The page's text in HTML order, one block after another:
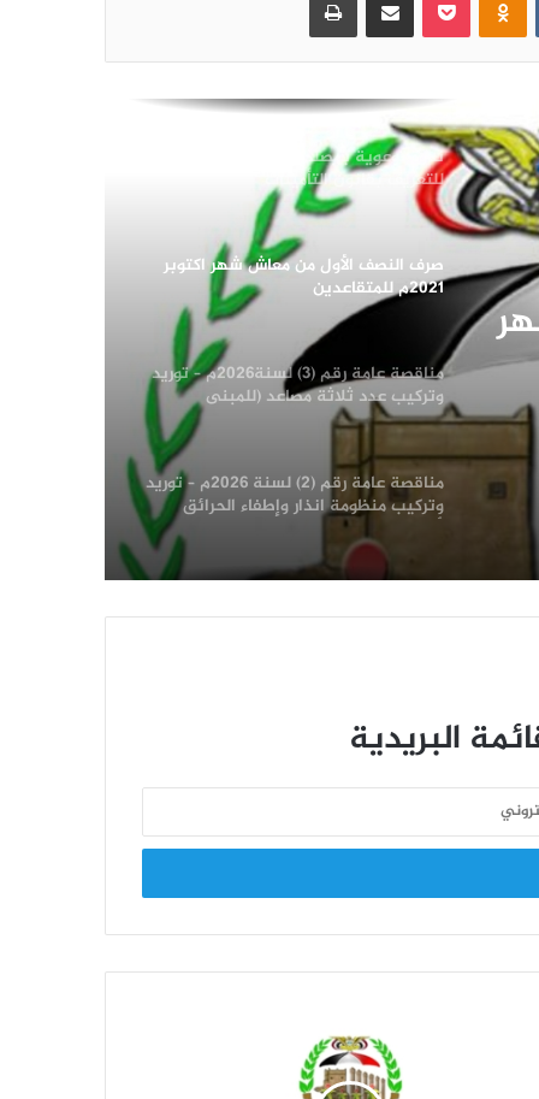
هيئة التأمينات تصرف النصف الثاني من
معاش شهر سبتمبر 2021م للمتقاعدين
المدنيين
ندوة توعوية بمصلحة الضرائب والجمارك
للتعريف بقانون التأمينات
صرف النصف الأول من معاش شهر اكتوبر
2021م للمتقاعدين
مناقصة عامة رقم (3) لسنة2026م – توريد
وتركيب عدد ثلاثة مصاعد (للمبنى
الرئيسي للهيئة -والمبنى الاستثماري
المؤجر لبنك التسليف التعاوني والزراعي)
إضافة الى فك المصاعد السابقة
بالمناقصة العامة رقم 3/2026
مناقصة عامة رقم (2) لسنة 2026م – توريد
وتركيب منظومة انذار وإطفاء الحرائق
لأرشيف الإدارة العامة للبيانات ومركز
المعلومات بالإدارة العامة للحاسب الالي
دورات “طوفان الأقصى”
لموظفي الهيئة للعام 2026م
يزداد إثارة .. وفريق البيانات ينفرد بالصدارة
شعيب بمناسبة انتهاء خدمتها الوظيفية
العامة للتأمينات والمعاشات
البريدية